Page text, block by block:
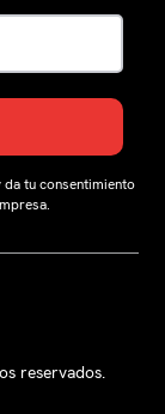
da tu consentimiento
reservados.